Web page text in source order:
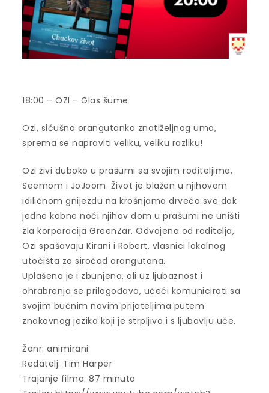
18:00 – OZI – Glas šume
Ozi, sićušna orangutanka znatiželjnog uma,
sprema se napraviti veliku, veliku razliku!
Ozi živi duboko u prašumi sa svojim roditeljima,
Seemom i JoJoom. Život je blažen u njihovom
idiličnom gnijezdu na krošnjama drveća sve dok
jedne kobne noći njihov dom u prašumi ne uništi
zla korporacija GreenZar. Odvojena od roditelja,
Ozi spašavaju Kirani i Robert, vlasnici lokalnog
utočišta za siročad orangutana.
Uplašena je i zbunjena, ali uz ljubaznost i
ohrabrenja se prilagođava, učeći komunicirati sa
svojim bučnim novim prijateljima putem
znakovnog jezika koji je strpljivo i s ljubavlju uče.
Žanr: animirani
Redatelj: Tim Harper
Trajanje filma: 87 minuta